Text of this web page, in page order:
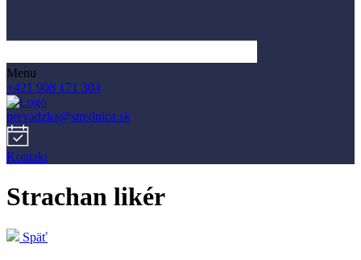
Menu
+421 908 171 304
prevadzka@strednica.sk
Kontakt
Strachan likér
Späť